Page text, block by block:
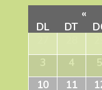
«
DL
DT
3
4 5
10
11